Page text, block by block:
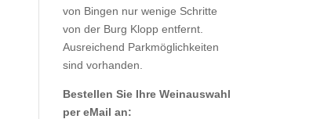
von Bingen nur wenige Schritte
von der Burg Klopp entfernt.
Ausreichend Parkmöglichkeiten
sind vorhanden.
Bestellen Sie Ihre Weinauswahl
per eMail an: